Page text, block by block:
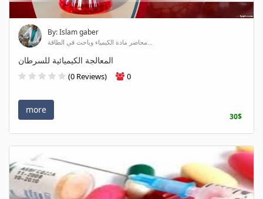
By: Islam gaber
محاضر مادة الكيمياء وباحث في الطاقة...
المعالجة الكيميائية للسرطان
(0 Reviews) 0
more
30$